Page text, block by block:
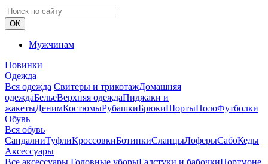
ОК
Мужчинам
Новинки
Одежда
Вся одежда Свитеры и трикотажДомашняя
одеждаБельеВерхняя одеждаПиджаки и
жакетыДенимКостюмыРубашкиБрюкиШортыПолоФутболки
Обувь
Вся обувь
СандалииТуфлиКроссовкиБотинкиСланцыЛоферыСабоКеды
Аксессуары
Все аксессуары Головные уборыГалстуки и бабочкиПортмоне